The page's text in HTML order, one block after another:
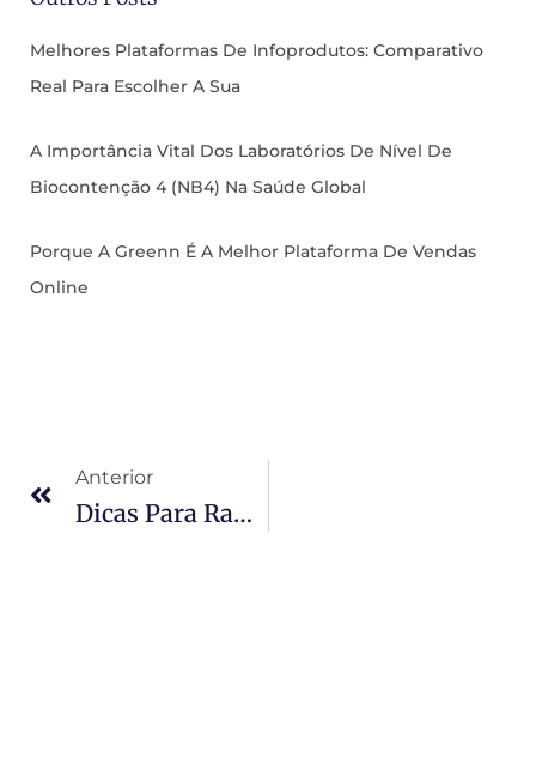
Melhores Plataformas De Infoprodutos: Comparativo
Real Para Escolher A Sua
A Importância Vital Dos Laboratórios De Nível De
Biocontenção 4 (NB4) Na Saúde Global
Porque A Greenn É A Melhor Plataforma De Vendas
Online
Anterior
Dicas Para Ranqueamento Em Mecanismos De Busca